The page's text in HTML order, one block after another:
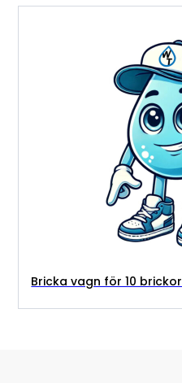
Bricka vagn för 10 brickor